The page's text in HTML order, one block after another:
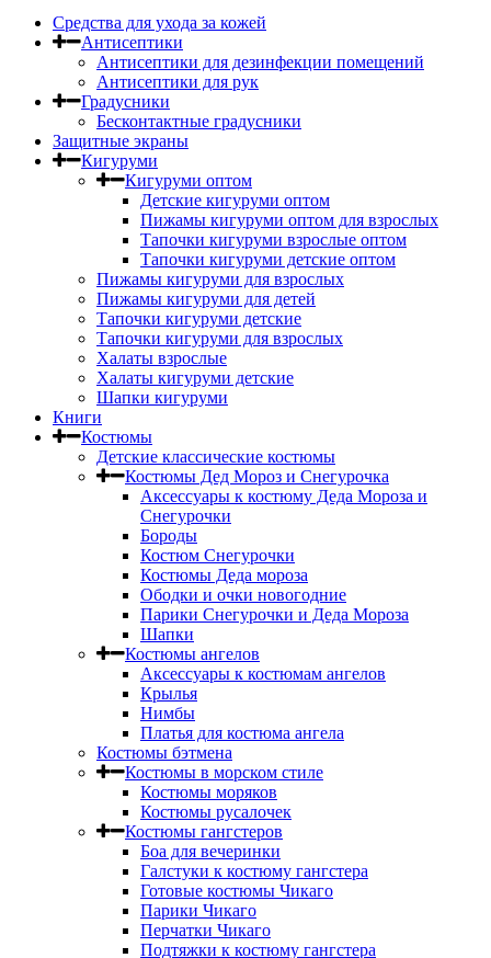
Средства для ухода за кожей
Антисептики
Антисептики для дезинфекции помещений
Антисептики для рук
Градусники
Бесконтактные градусники
Защитные экраны
Кигуруми
Кигуруми оптом
Детские кигуруми оптом
Пижамы кигуруми оптом для взрослых
Тапочки кигуруми взрослые оптом
Тапочки кигуруми детские оптом
Пижамы кигуруми для взрослых
Пижамы кигуруми для детей
Тапочки кигуруми детские
Тапочки кигуруми для взрослых
Халаты взрослые
Халаты кигуруми детские
Шапки кигуруми
Книги
Костюмы
Детские классические костюмы
Костюмы Дед Мороз и Снегурочка
Аксессуары к костюму Деда Мороза и
Снегурочки
Бороды
Костюм Снегурочки
Костюмы Деда мороза
Ободки и очки новогодние
Парики Снегурочки и Деда Мороза
Шапки
Костюмы ангелов
Аксессуары к костюмам ангелов
Крылья
Нимбы
Платья для костюма ангела
Костюмы бэтмена
Костюмы в морском стиле
Костюмы моряков
Костюмы русалочек
Костюмы гангстеров
Боа для вечеринки
Галстуки к костюму гангстера
Готовые костюмы Чикаго
Парики Чикаго
Перчатки Чикаго
Подтяжки к костюму гангстера